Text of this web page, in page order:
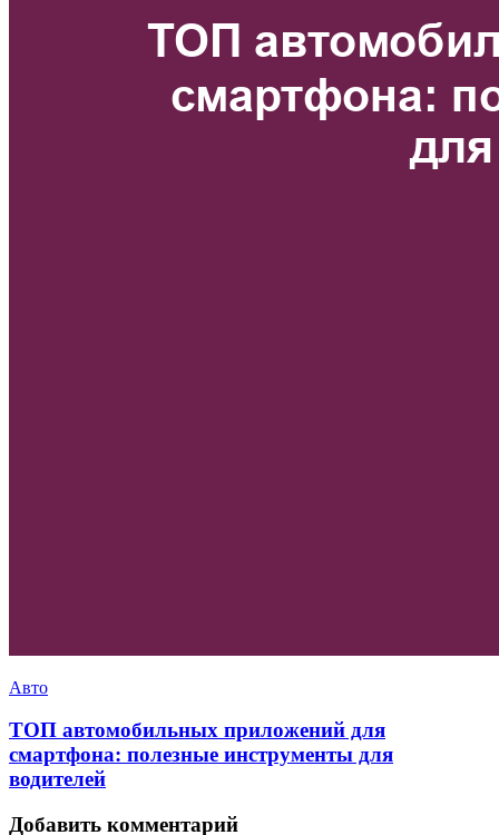
Авто
ТОП автомобильных приложений для
смартфона: полезные инструменты для
водителей
Добавить комментарий